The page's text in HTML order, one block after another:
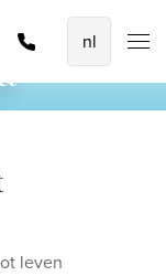
Promoties
Offerte aanvragen
leven